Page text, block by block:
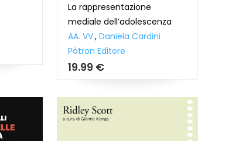
La rappresentazione
mediale dell’adolescenza
AA. VV.,Daniela Cardini
Pàtron Editore
19.99 €